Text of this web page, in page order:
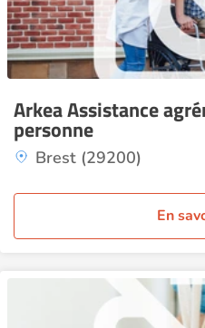
Arkea Assistance
personne
Brest (29200)
En